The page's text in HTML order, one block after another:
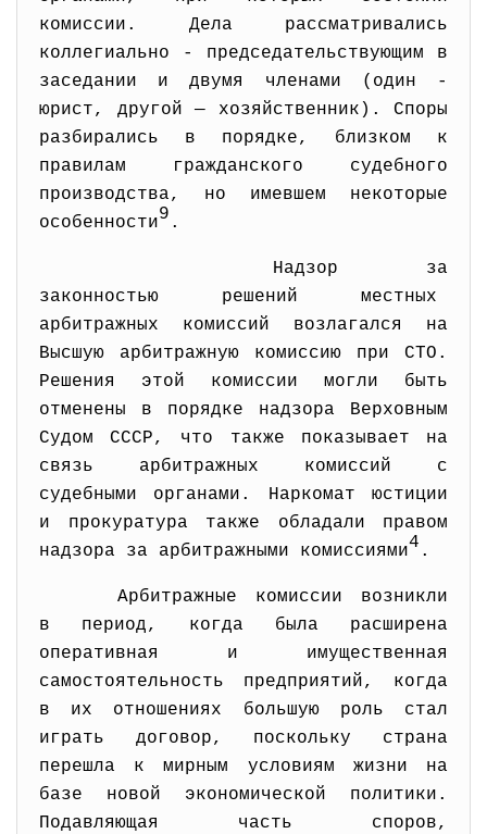
комиссии. Дела рассматривались
коллегиально - председательствующим в
заседании и двумя членами (один -
юрист, другой — хозяйственник). Споры
разбирались в порядке, близком к
правилам гражданского судебного
производства, но имевшем некоторые
особенности9 .
Надзор за
законностью решений местных
арбитражных комиссий возлагался на
Высшую арбитражную комиссию при СТО.
Решения этой комиссии могли быть
отменены в порядке надзора Верховным
Судом СССР, что также показывает на
связь арбитражных комиссий с
судебными органами. Наркомат юстиции
и прокуратура также обладали правом
надзора за арбитражными комиссиями4 .
Арбитражные комиссии возникли
в период, когда была расширена
оперативная и имущественная
самостоятельность предприятий, когда
в их отношениях большую роль стал
играть договор, поскольку страна
перешла к мирным условиям жизни на
базе новой экономической политики.
Подавляющая часть споров,